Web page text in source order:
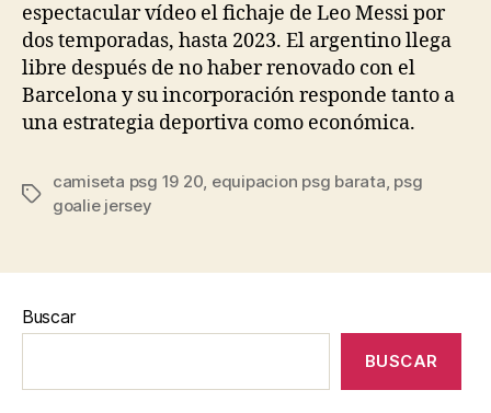
espectacular vídeo el fichaje de Leo Messi por
dos temporadas, hasta 2023. El argentino llega
libre después de no haber renovado con el
Barcelona y su incorporación responde tanto a
una estrategia deportiva como económica.
Etiquetas
camiseta psg 19 20, equipacion psg barata, psg
goalie jersey
Buscar
BUSCAR